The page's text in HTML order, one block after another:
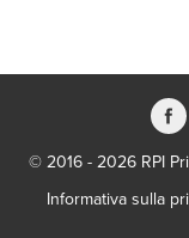
© 2016 - 2026 RPI
Informativa sulla